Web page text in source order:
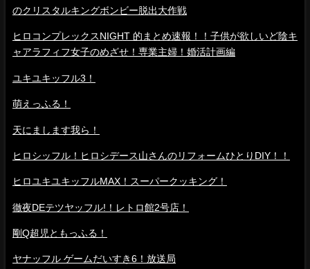
のクリスタルキングボンビー脱出大作戦
ヒロコンプレックスNIGHT 的まとめ速報！！子供が欲しいど陰キ
ャアラフィフ女子のめざせ！専業主婦！婚活計画編
ユキユキッフル3！
萌えっふる！
天にまします我ら！
ヒロシッフル！ヒロシデース山さんのリフォームひとりDIY！！
ヒロユキユキッフルMAX！スーパークッキング！
徹夜DEテツヤッフル!！レトロ館2号店！
剛Q超児ともっふる！
ヤナッフル ゲームだいすき6！放送局